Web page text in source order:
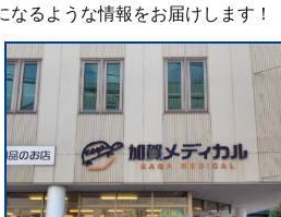
るような情報をお届けします！